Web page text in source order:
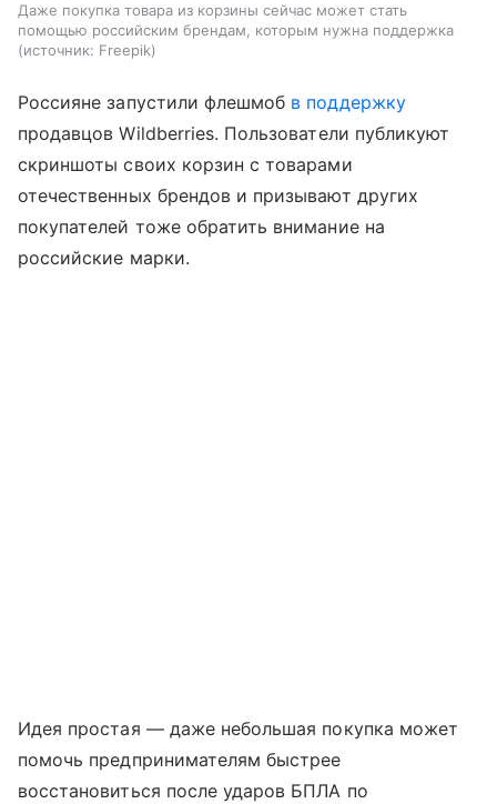
Даже покупка товара из корзины сейчас может стать
помощью российским брендам, которым нужна поддержка
источник: Freepik
Россияне запустили флешмоб в поддержку
продавцов Wildberries. Пользователи публикуют
скриншоты своих корзин с товарами
отечественных брендов и призывают других
покупателей тоже обратить внимание на
российские марки.
Идея простая — даже небольшая покупка может
помочь предпринимателям быстрее
восстановиться после ударов БПЛА по